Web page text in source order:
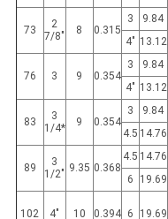
地
図
PRIVACY
POLICY
73
2
7/8"
8 0.315
3 9.84
4" 13.12
76 3 9 0.354
3 9.84
4" 13.12
83
3
1/4*
9 0.354
3 9.84
4.5 14.76
89
3
1/2" 9.35 0.368
4.5 14.76
6
19.69
102 4" 10 0.394 6 19.69